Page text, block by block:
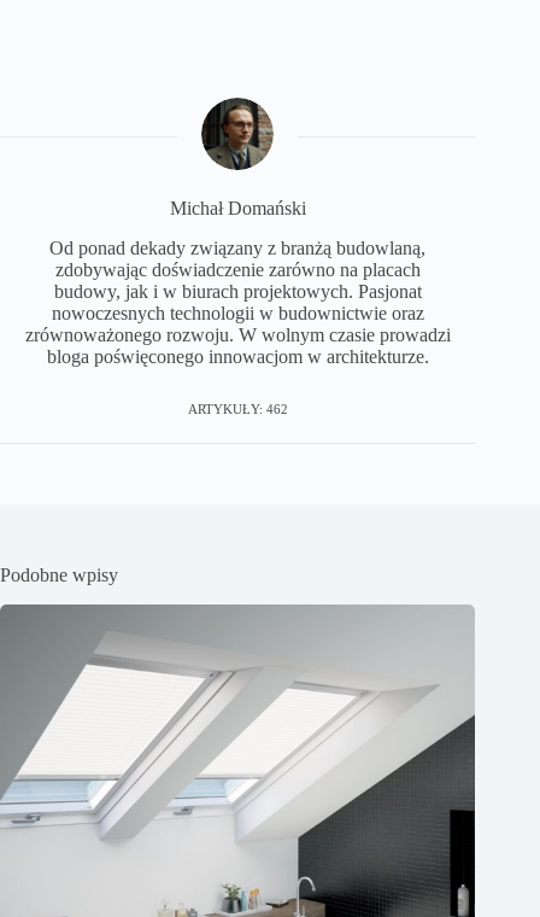
Michał Domański
Od ponad dekady związany z branżą budowlaną,
zdobywając doświadczenie zarówno na placach
budowy, jak i w biurach projektowych. Pasjonat
nowoczesnych technologii w budownictwie oraz
zrównoważonego rozwoju. W wolnym czasie prowadzi
bloga poświęconego innowacjom w architekturze.
ARTYKUŁY: 462
Podobne wpisy